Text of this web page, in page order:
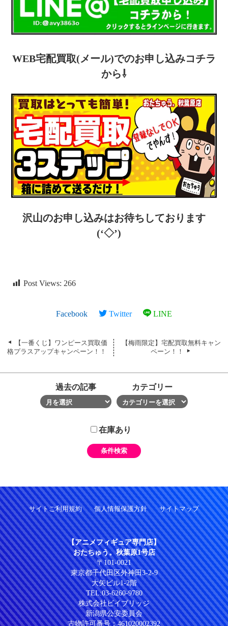
WEB宅配買取(メール)でのお申し込みコチラ
から⇩
沢山のお申し込みはお待ちしております
(‘◇’)ゞ
Post Views: 266
Facebook Twitter LINE
【一番くじ】ワンピース買取価
格プラスアップキャンペーン！！
【梅雨限定】宅配買取無料キャン
ペーン！！
過去の記事 カテゴリー
在庫あり
サイトご利用規約 個人情報保護方針 サイトマップ
【アニメフィギュア専門店】
おたちゅう。秋葉原1号店
〒101-0021
東京都千代田区外神田3-2-9
大矢ビル1-2階
TEL:03-6260-9780
株式会社ビイブリッジ
新潟県公安委員会
古物許可番号：461020002392